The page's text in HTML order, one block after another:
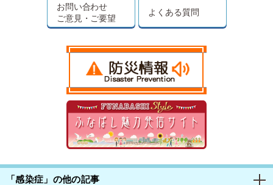
お問い合わせ
ご意見・ご要望
よくある質問
「感染症」の他の記事